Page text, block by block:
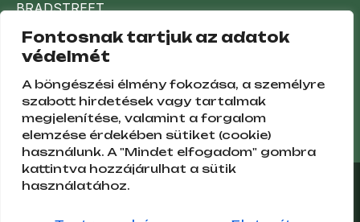
Fontosnak tartjuk az adatok
védelmét
A böngészési élmény fokozása, a személyre
szabott hirdetések vagy tartalmak
megjelenítése, valamint a forgalom
elemzése érdekében sütiket (cookie)
használunk. A "Mindet elfogadom" gombra
kattintva hozzájárulhat a sütik
használatához.
BRADSTREET
alapján
© 2009 - 2026 Minden jog fenntartva!